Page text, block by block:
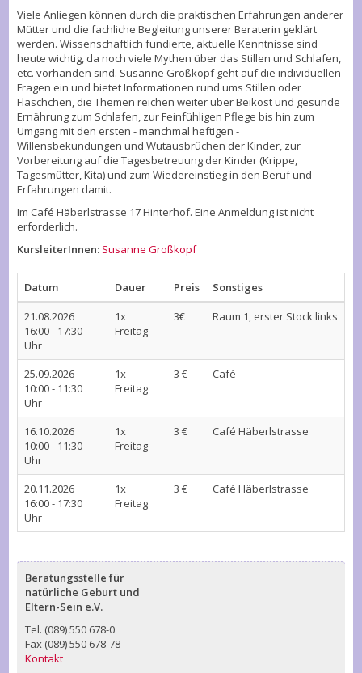
Viele Anliegen können durch die praktischen Erfahrungen anderer
Mütter und die fachliche Begleitung unserer Beraterin geklärt
werden. Wissenschaftlich fundierte, aktuelle Kenntnisse sind
heute wichtig, da noch viele Mythen über das Stillen und Schlafen,
etc. vorhanden sind. Susanne Großkopf geht auf die individuellen
Fragen ein und bietet Informationen rund ums Stillen oder
Fläschchen, die Themen reichen weiter über Beikost und gesunde
Ernährung zum Schlafen, zur Feinfühligen Pflege bis hin zum
Umgang mit den ersten - manchmal heftigen -
Willensbekundungen und Wutausbrüchen der Kinder, zur
Vorbereitung auf die Tagesbetreuung der Kinder (Krippe,
Tagesmütter, Kita) und zum Wiedereinstieg in den Beruf und
Erfahrungen damit.
Im Café Häberlstrasse 17 Hinterhof. Eine Anmeldung ist nicht
erforderlich.
KursleiterInnen: Susanne Großkopf
Datum Dauer Preis
Sonstiges
21.08.2026
16:00 - 17:30
Uhr
1x
Freitag
3€ Raum 1, erster Stock links
25.09.2026
10:00 - 11:30
Uhr
1x
Freitag
3 € Café
16.10.2026
10:00 - 11:30
Uhr
1x
Freitag
3 € Café Häberlstrasse
20.11.2026
16:00 - 17:30
Uhr
1x
Freitag
3 € Café Häberlstrasse
Beratungsstelle für
natürliche Geburt und
Eltern-Sein e.V.
Tel. (089) 550 678-0
Fax (089) 550 678-78
Kontakt